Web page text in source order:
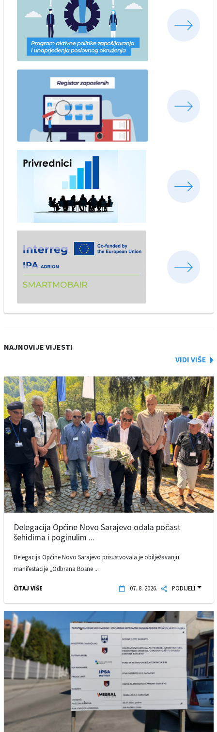
NAJNOVIJE VIJESTI
Delegacija Općine Novo Sarajevo odala počast
šehidima i poginulim ...
Delegacija Općine Novo Sarajevo prisustvovala je obilježavanju
manifestacije „Odbrana Bosne ...
ČITAJ VIŠE 07. 8. 2026. PODIJELI